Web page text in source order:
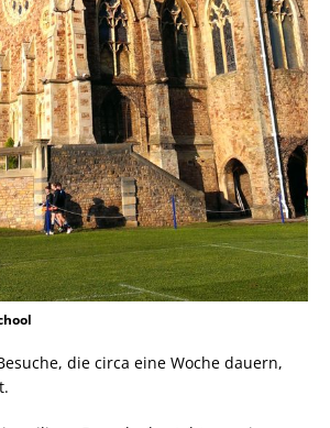
die circa eine Woche dauern,